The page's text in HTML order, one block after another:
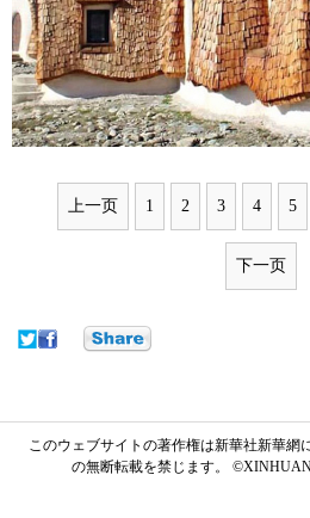
上一页 1 2 3 4 5
下一页
このウェブサイトの著作権は新華社新華網
の無断転載を禁じます。